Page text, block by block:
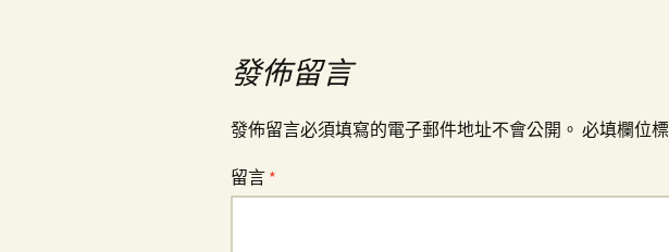
發佈留言
發佈留言必須填寫的電子郵件地址不會公開。 必填欄位
留言 *